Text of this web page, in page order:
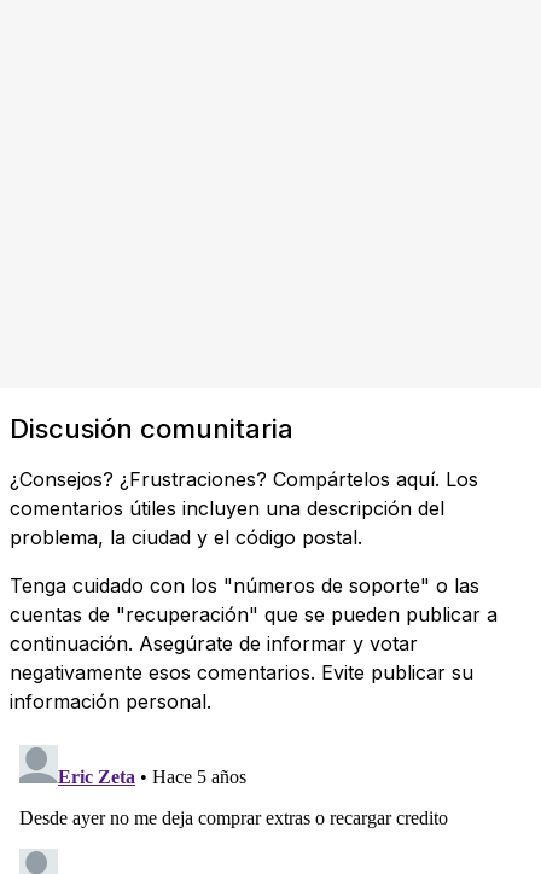
Discusión comunitaria
¿Consejos? ¿Frustraciones? Compártelos aquí. Los
comentarios útiles incluyen una descripción del
problema, la ciudad y el código postal.
Tenga cuidado con los "números de soporte" o las
cuentas de "recuperación" que se pueden publicar a
continuación. Asegúrate de informar y votar
negativamente esos comentarios. Evite publicar su
información personal.